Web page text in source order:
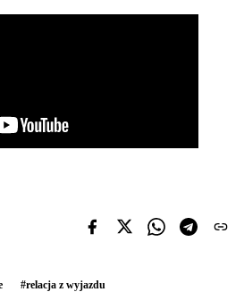
#relacja z wyjazdu